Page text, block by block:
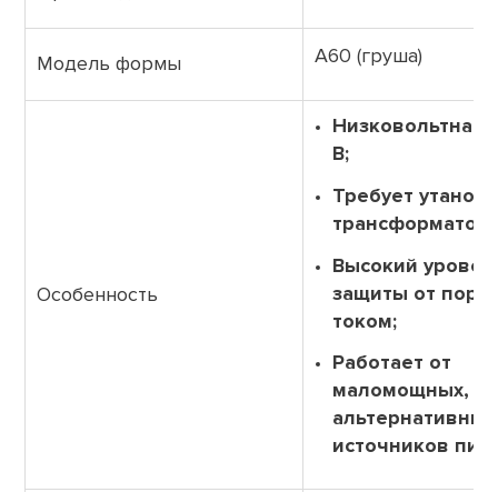
Модель формы А60 (груша)
Особенность
Низковольтная
В;
Требует
Высокий
защиты от
током;
Работает от
маломощных,
альтернативных
источников